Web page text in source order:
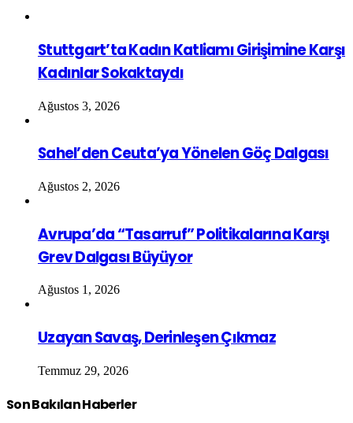
Stuttgart’ta Kadın Katliamı Girişimine Karşı
Kadınlar Sokaktaydı
Ağustos 3, 2026
Sahel’den Ceuta’ya Yönelen Göç Dalgası
Ağustos 2, 2026
Avrupa’da “Tasarruf” Politikalarına Karşı
Grev Dalgası Büyüyor
Ağustos 1, 2026
Uzayan Savaş, Derinleşen Çıkmaz
Temmuz 29, 2026
Son Bakılan Haberler